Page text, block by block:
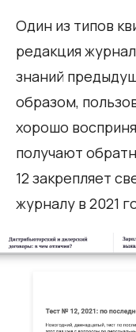
Один из типов
редакция
знаний
образом,
хорошо
получают
12 закрепляет
журналу в 2021